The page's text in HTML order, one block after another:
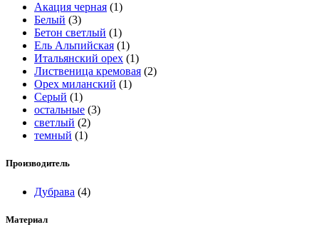
Акация черная (1)
Белый (3)
Бетон светлый (1)
Ель Альпийская (1)
Итальянский орех (1)
Лиственица кремовая (2)
Орех миланский (1)
Серый (1)
остальные (3)
светлый (2)
темный (1)
Производитель
Дубрава (4)
Материал